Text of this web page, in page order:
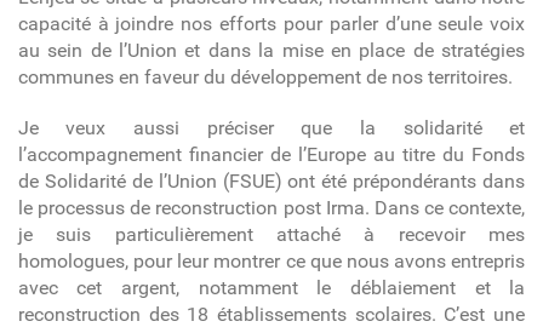
capacité à joindre nos efforts pour parler d’une seule voix
au sein de l’Union et dans la mise en place de stratégies
communes en faveur du développement de nos territoires.
Je veux aussi préciser que la solidarité et
l’accompagnement financier de l’Europe au titre du Fonds
de Solidarité de l’Union (FSUE) ont été prépondérants dans
le processus de reconstruction post Irma. Dans ce contexte,
je suis particulièrement attaché à recevoir mes
homologues, pour leur montrer ce que nous avons entrepris
avec cet argent, notamment le déblaiement et la
reconstruction des 18 établissements scolaires. C’est une